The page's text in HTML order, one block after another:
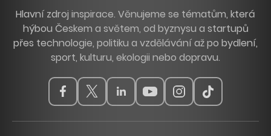
Hlavní zdroj inspirace. Věnujeme se tématům, která
hýbou Českem a světem, od byznysu a startupů
přes technologie, politiku a vzdělávání až po bydlení,
sport, kulturu, ekologii nebo dopravu.